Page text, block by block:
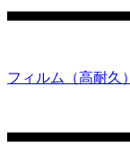
フィルム（高耐久）